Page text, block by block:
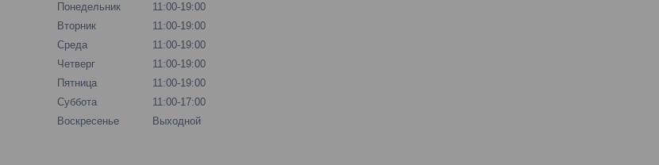
Понедельник
11:00-19:00
Вторник
11:00-19:00
Среда
11:00-19:00
Четверг
11:00-19:00
Пятница
11:00-19:00
Суббота
11:00-17:00
Воскресенье
Выходной